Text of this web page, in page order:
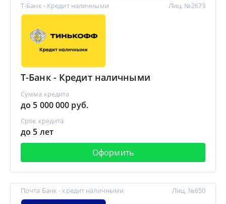
Т-Банк - Кредит наличными
Т-Банк - Кредит наличными
Сумма кредита
до 5 000 000 руб.
Срок кредита
до 5 лет
Оформить
Лиц. №2673
Почта Банк - кредит наличными Лиц. №650